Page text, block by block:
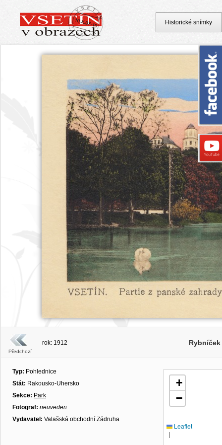
Předchozí
rok: 1912 Rybníček
Typ: Pohlednice
Stát: Rakousko-Uhersko
Sekce: Park
Fotograf: neuveden
Vydavatel: Valašská obchodní Zádruha
+
−
Leaflet
|
Historické snímky